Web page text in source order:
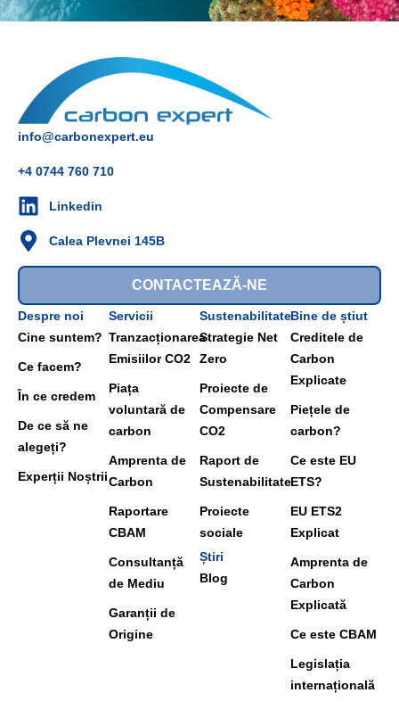
info@carbonexpert.eu
+4 0744 760 710
Linkedin
Calea Plevnei 145B
CONTACTEAZĂ-NE
Despre noi
Cine suntem?
Ce facem?
În ce credem
De ce să ne
alegeți?
Experții Noștrii
Servicii
Tranzacționarea
Emisiilor CO2
Piața
voluntară de
carbon
Amprenta de
Carbon
Raportare
CBAM
Consultanță
de Mediu
Garanții de
Origine
Sustenabilitate
Strategie Net
Zero
Proiecte de
Compensare
CO2
Raport de
Sustenabilitate
Proiecte
sociale
Știri
Blog
Bine de știut
Creditele de
Carbon
Explicate
Piețele de
carbon?
Ce este EU
ETS?
EU ETS2
Explicat
Amprenta de
Carbon
Explicată
Ce este CBAM
Legislația
internațională